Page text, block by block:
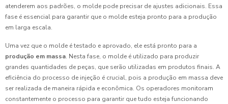
atenderem aos padrões, o molde pode precisar de ajustes adicionais. Essa
fase é essencial para garantir que o molde esteja pronto para a produção
em larga escala.
Uma vez que o molde é testado e aprovado, ele está pronto para a
produção em massa. Nesta fase, o molde é utilizado para produzir
grandes quantidades de peças, que serão utilizadas em produtos finais. A
eficiência do processo de injeção é crucial, pois a produção em massa deve
ser realizada de maneira rápida e econômica. Os operadores monitoram
constantemente o processo para garantir que tudo esteja funcionando